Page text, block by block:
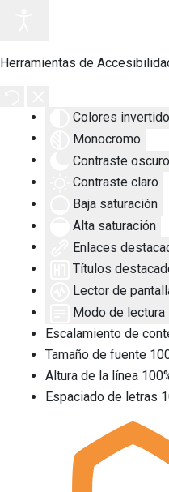
Herramientas de
Colores
Monocromo
Contraste oscuro
Contraste claro
Baja saturación
Alta saturación
Enlaces
Títulos
Lector de
Modo de lectura
Escalamiento de
Tamaño de fuente
Altura de la línea 100
Espaciado de letras